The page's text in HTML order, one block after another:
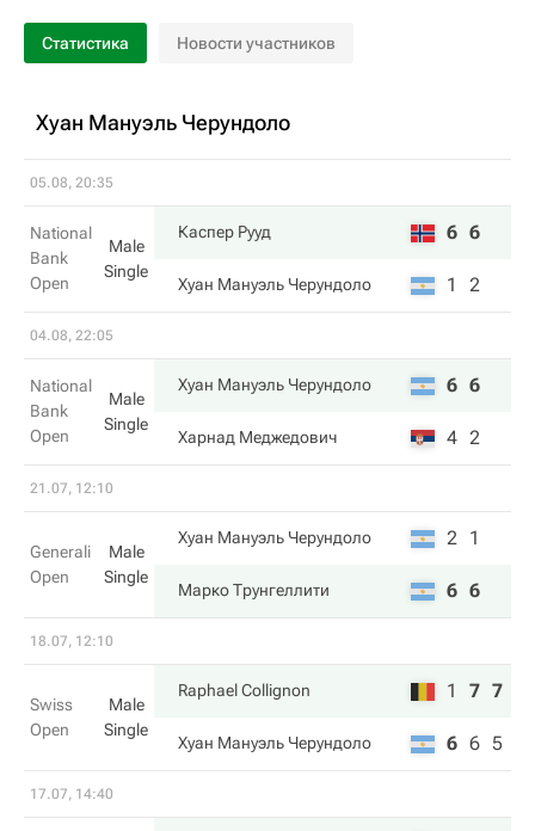
Статистика Новости участников
Хуан Мануэль Черундоло
05.08, 20:35
National
Bank
Open
Male
Single
Каспер Рууд 6 6
Хуан Мануэль Черундоло 1 2
04.08, 22:05
National
Bank
Open
Male
Single
Хуан Мануэль Черундоло 6 6
Харнад Меджедович 4 2
21.07, 12:10
Generali
Open
Male
Single
Хуан Мануэль Черундоло 2 1
Марко Трунгеллити 6 6
18.07, 12:10
Swiss
Open
Male
Single
Raphael Collignon 1 7 7
Хуан Мануэль Черундоло 6 6 5
17.07, 14:40